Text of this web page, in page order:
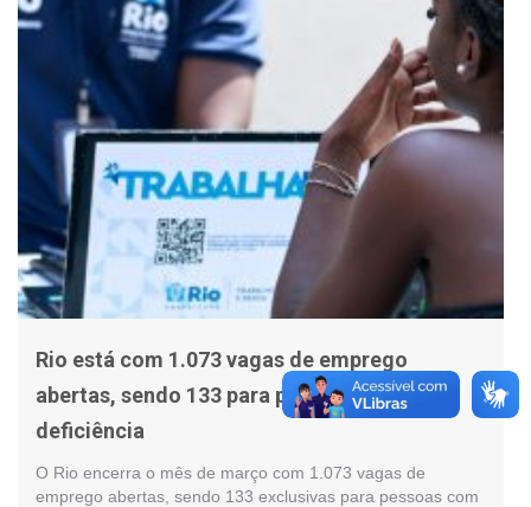
Rio está com 1.073 vagas de emprego
abertas, sendo 133 para pessoas com
deficiência
O Rio encerra o mês de março com 1.073 vagas de
emprego abertas, sendo 133 exclusivas para pessoas com